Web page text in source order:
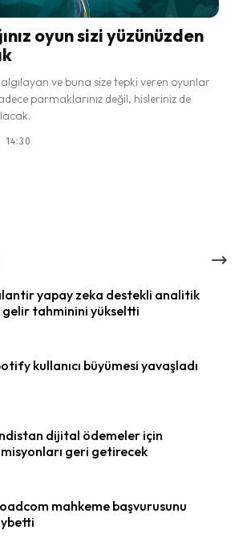
oyun sizi yüzünüzden
algılayan ve buna size tepki veren oyunlar
parmaklarınız değil, hisleriniz de
14:30
yapay zeka destekli analitik
gelir tahminini yükseltti
kullanıcı büyümesi yavaşladı
dijital ödemeler için
geri getirecek
mahkeme başvurusunu